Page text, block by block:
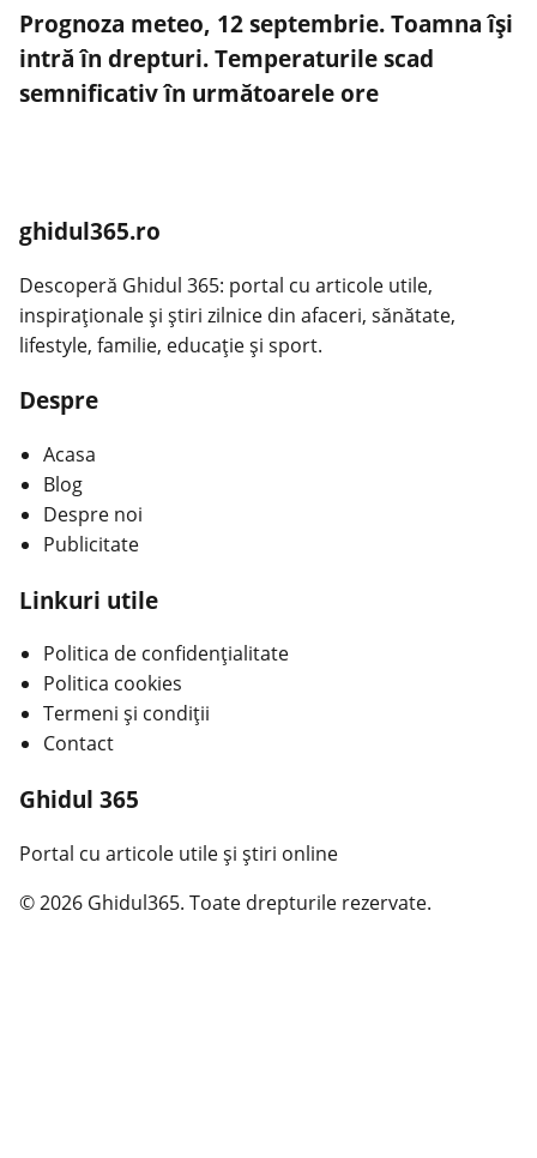
Prognoza meteo, 12 septembrie. Toamna își
intră în drepturi. Temperaturile scad
semnificativ în următoarele ore
ghidul365.ro
Descoperă Ghidul 365: portal cu articole utile,
inspiraționale și știri zilnice din afaceri, sănătate,
lifestyle, familie, educație și sport.
Despre
Acasa
Blog
Despre noi
Publicitate
Linkuri utile
Politica de confidențialitate
Politica cookies
Termeni și condiții
Contact
Ghidul 365
Portal cu articole utile și știri online
© 2026 Ghidul365. Toate drepturile rezervate.